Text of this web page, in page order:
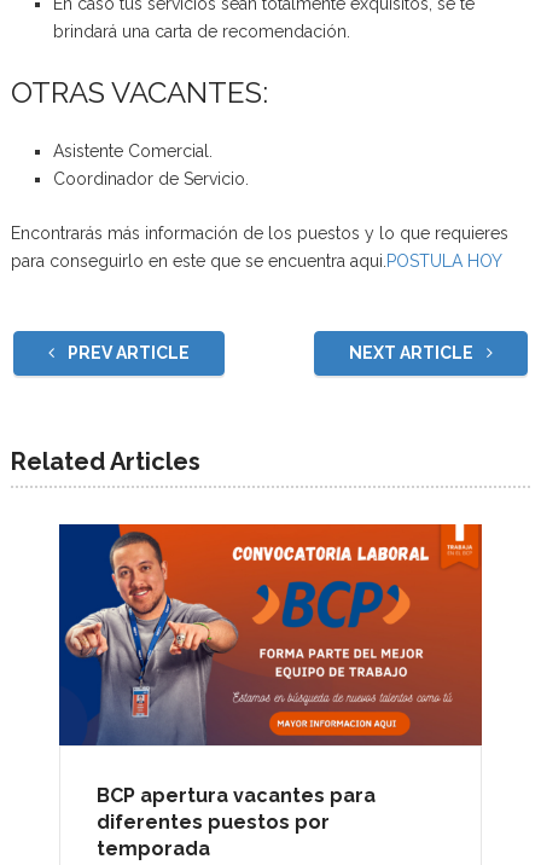
brindará una carta de recomendación.
OTRAS VACANTES:
Asistente Comercial.
Coordinador de Servicio.
Encontrarás más información de los puestos y lo que requieres
para conseguirlo en este que se encuentra aqui. POSTULA HOY
PREV ARTICLE NEXT ARTICLE
Related Articles
BCP apertura vacantes para
diferentes puestos por
temporada